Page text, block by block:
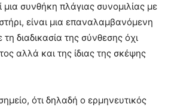
μια συνθήκη πλάγιας συνομιλίας με
είναι μια επαναλαμβανόμενη
διαδικασία της σύνθεσης όχι
αλλά και της ίδιας της σκέψης
ότι δηλαδή ο ερμηνευτικός